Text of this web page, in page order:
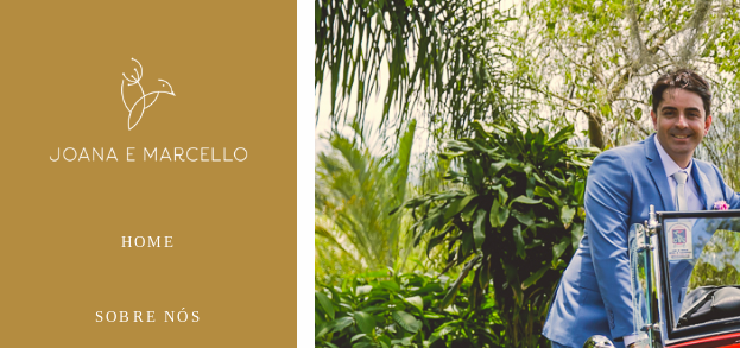
HOME
SOBRE NÓS